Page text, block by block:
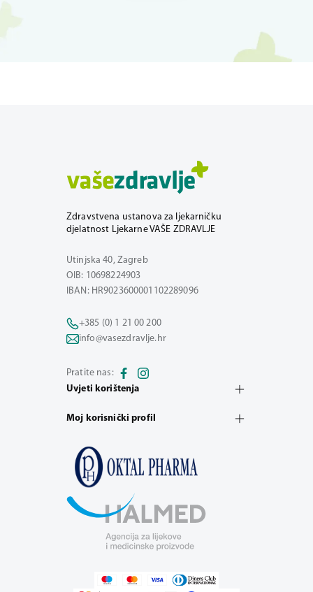
Zdravstvena ustanova za ljekarničku
djelatnost Ljekarne VAŠE ZDRAVLJE
Utinjska 40, Zagreb
OIB: 10698224903
IBAN: HR9023600001102289096
+385 (0) 1 21 00 200
info@vasezdravlje.hr
Pratite nas:
Uvjeti korištenja
Moj korisnički profil